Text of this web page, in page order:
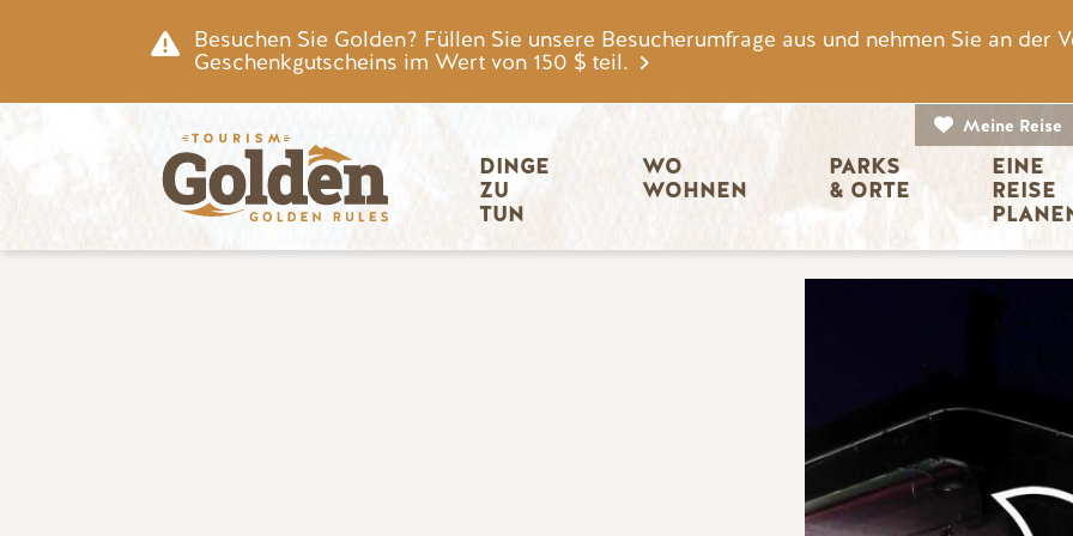
Besuchen Sie Golden? Füllen Sie unsere Besucherumfrage aus und nehmen Sie an der
Geschenkgutscheins im Wert von 150 $ teil.
Meine Reise
DINGE
ZU
TUN
WO
WOHNEN
PARKS
& ORTE
EINE
REISE